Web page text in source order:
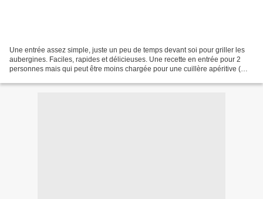
Une entrée assez simple, juste un peu de temps devant soi pour griller les
aubergines. Faciles, rapides et délicieuses. Une recette en entrée pour 2
personnes mais qui peut être moins chargée pour une cuillère apéritive (